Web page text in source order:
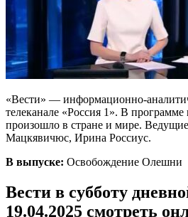
«Вести» — информационно-
телеканале «Россия 1». В программе
произошло в стране и мире.
Мацкявичюс, Ирина Россиус.
В выпуске: Освобождение Олешни
Вести в субботу
19.04.2025 смотреть